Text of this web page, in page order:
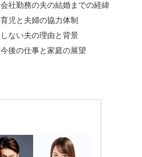
社勤務の夫の結婚までの経緯
児と夫婦の協力体制
ない夫の理由と背景
後の仕事と家庭の展望